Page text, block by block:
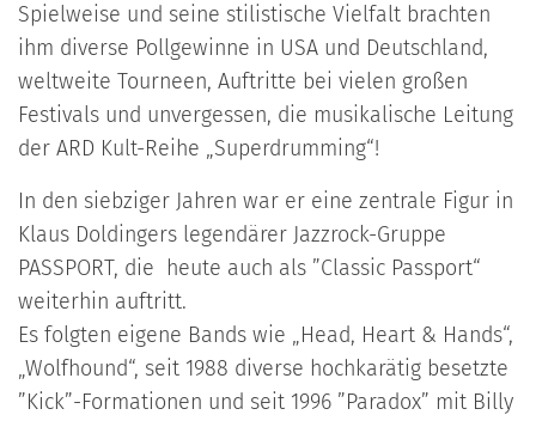
Spielweise und seine stilistische Vielfalt brachten
ihm diverse Pollgewinne in USA und Deutschland,
weltweite Tourneen, Auftritte bei vielen großen
Festivals und unvergessen, die musikalische Leitung
der ARD Kult-Reihe „Superdrumming“!
In den siebziger Jahren war er eine zentrale Figur in
Klaus Doldingers legendärer Jazzrock-Gruppe
PASSPORT, die heute auch als ”Classic Passport“
weiterhin auftritt.
Es folgten eigene Bands wie „Head, Heart & Hands“,
„Wolfhound“, seit 1988 diverse hochkarätig besetzte
”Kick”-Formationen und seit 1996 ”Paradox” mit Billy